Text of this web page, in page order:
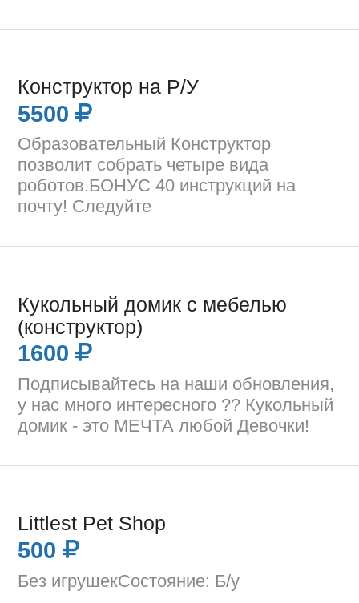
Конструктор на Р/У
5500
Образовательный Конструктор
позволит собрать четыре вида
роботов.БОНУС 40 инструкций на
почту! Следуйте
Кукольный домик с мебелью
(конструктор)
1600
Подписывайтесь на наши обновления,
у нас много интересного ?? Кукольный
домик - это МЕЧТА любой Девочки!
Littlest Pet Shop
500
Без игрушекСостояние: Б/у